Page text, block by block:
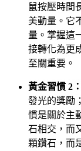
鼠按壓時間
美動量。它
量。掌握這
接轉化為更
至關重要。
黃金習慣 2
發光的獎勵
慣是關於主
石相交，而
顆鑽石，而